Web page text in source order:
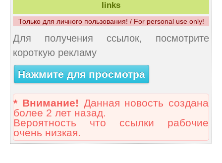
links
Только для личного пользования! / For personal use only!
Для получения ссылок, посмотрите
короткую рекламу
Нажмите для просмотра
* Внимание! Данная новость создана
более 2 лет назад.
Вероятность что ссылки рабочие
очень низкая.